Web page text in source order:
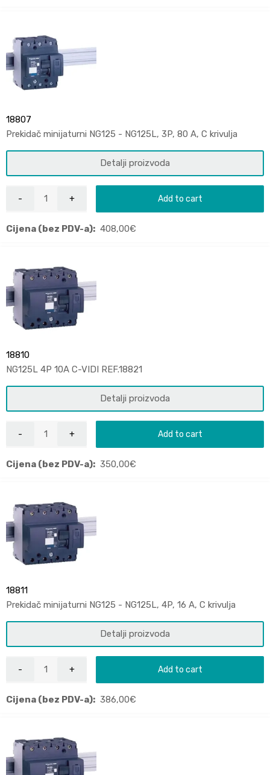
18807
Prekidač minijaturni NG125 - NG125L, 3P, 80 A, C krivulja
Detalji proizvoda
Add to cart
Cijena (bez PDV-a): 408,00€
18810
NG125L 4P 10A C-VIDI REF.18821
Detalji proizvoda
Add to cart
Cijena (bez PDV-a): 350,00€
18811
Prekidač minijaturni NG125 - NG125L, 4P, 16 A, C krivulja
Detalji proizvoda
Add to cart
Cijena (bez PDV-a): 386,00€